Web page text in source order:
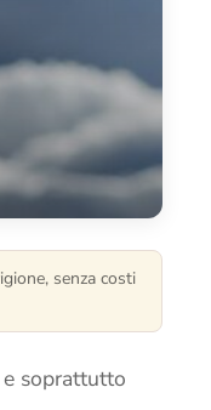
senza costi
soprattutto